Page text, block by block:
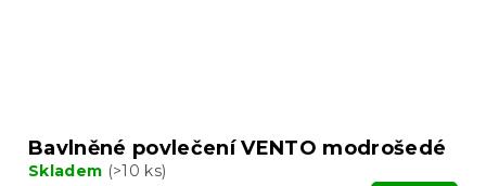
Bavlněné povlečení VENTO modrošedé
Skladem (>10 ks)